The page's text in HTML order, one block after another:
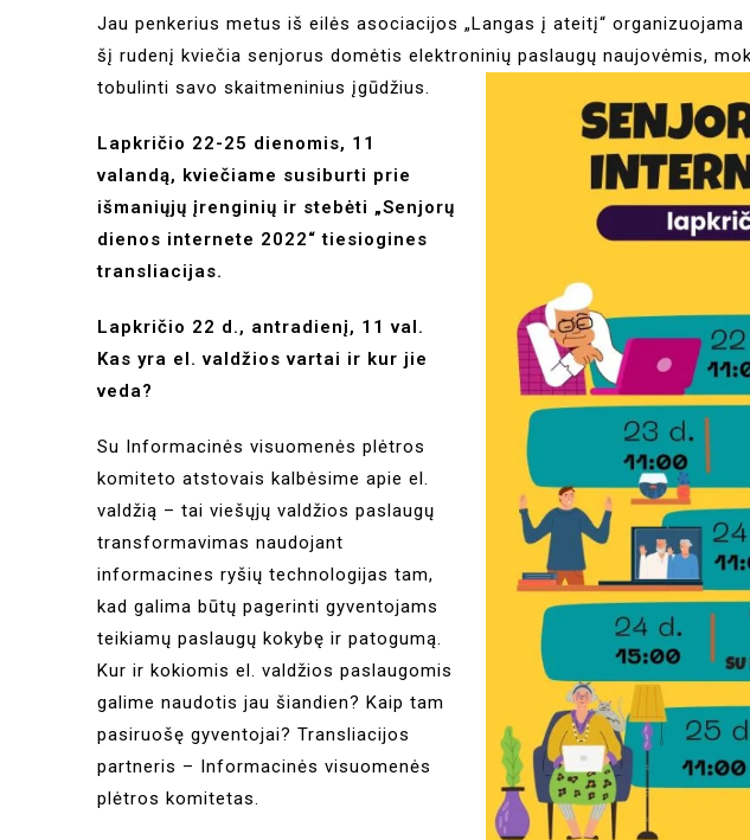
Jau penkerius metus iš eilės asociacijos „Langas į ateitį“ organizuojama
šį rudenį kviečia senjorus domėtis elektroninių paslaugų naujovėmis,
tobulinti savo skaitmeninius įgūdžius.
Lapkričio 22-25 dienomis, 11
valandą, kviečiame susiburti prie
išmaniųjų įrenginių ir stebėti „Senjorų
dienos internete 2022“ tiesiogines
transliacijas.
Lapkričio 22 d., antradienį, 11 val.
Kas yra el. valdžios vartai ir kur jie
veda?
Su Informacinės visuomenės plėtros
komiteto atstovais kalbėsime apie el.
valdžią – tai viešųjų valdžios paslaugų
transformavimas naudojant
informacines ryšių technologijas tam,
kad galima būtų pagerinti gyventojams
teikiamų paslaugų kokybę ir patogumą.
Kur ir kokiomis el. valdžios paslaugomis
galime naudotis jau šiandien? Kaip tam
pasiruošę gyventojai? Transliacijos
partneris – Informacinės visuomenės
plėtros komitetas.